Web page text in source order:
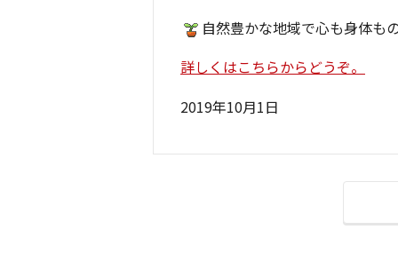
自然豊かな地域で心も身体も
詳しくはこちらからどうぞ。
2019年10月1日